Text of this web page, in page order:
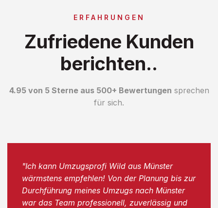
ERFAHRUNGEN
Zufriedene Kunden
berichten..
4.95 von 5 Sterne aus 500+ Bewertungen sprechen
für sich.
"Ich kann Umzugsprofi Wild aus Münster
wärmstens empfehlen! Von der Planung bis zur
Durchführung meines Umzugs nach Münster
war das Team professionell, zuverlässig und